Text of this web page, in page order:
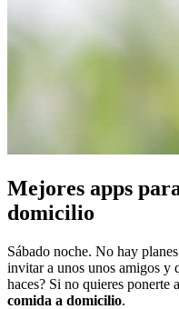
Mejores apps
domicilio
Sábado noche. No hay
invitar a unos unos amigos y
haces? Si no quieres ponerte a
comida a domicilio.